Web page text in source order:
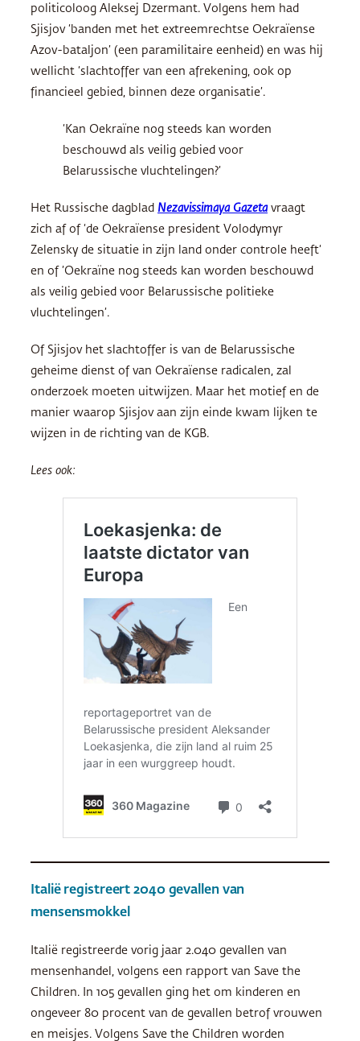
politicoloog Aleksej Dzermant. Volgens hem had
Sjisjov ‘banden met het extreemrechtse Oekraïense
Azov-bataljon’ (een paramilitaire eenheid) en was hij
wellicht ‘slachtoffer van een afrekening, ook op
financieel gebied, binnen deze organisatie’.
‘Kan Oekraïne nog steeds kan worden
beschouwd als veilig gebied voor
Belarussische vluchtelingen?’
Het Russische dagblad Nezavissimaya Gazetavraagt
zich af of ‘de Oekraïense president Volodymyr
Zelensky de situatie in zijn land onder controle heeft‘
en of ’Oekraïne nog steeds kan worden beschouwd
als veilig gebied voor Belarussische politieke
vluchtelingen’.
Of Sjisjov het slachtoffer is van de Belarussische
geheime dienst of van Oekraïense radicalen, zal
onderzoek moeten uitwijzen. Maar het motief en de
manier waarop Sjisjov aan zijn einde kwam lijken te
wijzen in de richting van de KGB.
Lees ook:
Italië registreert 2040 gevallen van
mensensmokkel
Italië registreerde vorig jaar 2.040 gevallen van
mensenhandel, volgens een rapport van Save the
Children. In 105 gevallen ging het om kinderen en
ongeveer 80 procent van de gevallen betrof vrouwen
en meisjes. Volgens Save the Children worden